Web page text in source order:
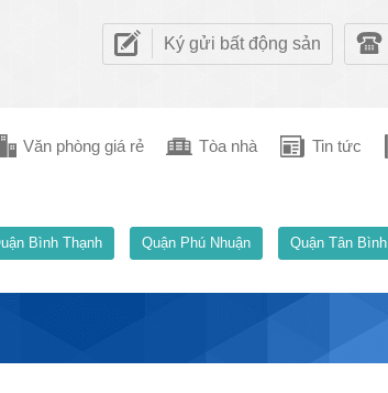
Ký gửi bất động sản
Văn phòng giá rẻ Tòa nhà Tin tức
Bình Thạnh Quận Phú Nhuận Quận Tân Bình